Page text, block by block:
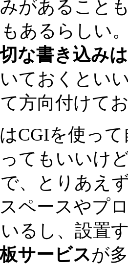
があること
あるらしい
な書き込み
ておくとい
方向付けて
CGIを使って
てもいいけ
、とりあえ
ペースやプ
るし、設置
サービスが